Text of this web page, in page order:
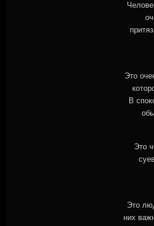
Это
В
Это
Это
них